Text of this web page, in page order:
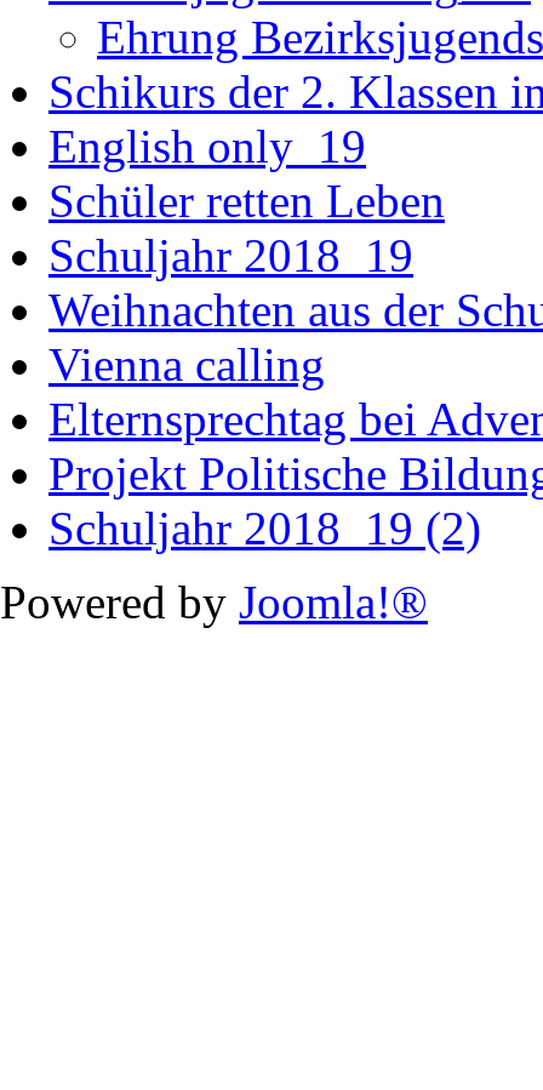
Ehrung
Schikurs der 2. Klassen
English only_19
Schüler retten Leben
Schuljahr 2018_19
Weihnachten aus der
Vienna calling
Elternsprechtag bei
Projekt Politische
Schuljahr 2018_19 (2)
Powered by Joomla!®